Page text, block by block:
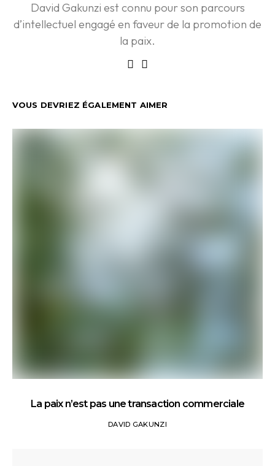
David Gakunzi est connu pour son parcours
d’intellectuel engagé en faveur de la promotion de
la paix.
VOUS DEVRIEZ ÉGALEMENT AIMER
La paix n’est pas une transaction commerciale
DAVID GAKUNZI